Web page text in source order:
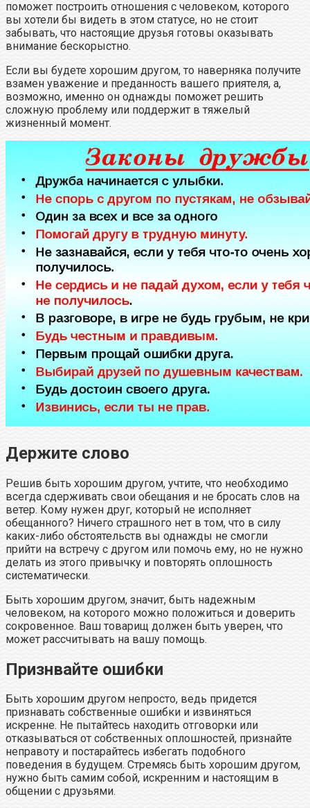
поможет построить отношения с человеком, которого
вы хотели бы видеть в этом статусе, но не стоит
забывать, что настоящие друзья готовы оказывать
внимание бескорыстно.
Если вы будете хорошим другом, то наверняка получите
взамен уважение и преданность вашего приятеля, а,
возможно, именно он однажды поможет решить
сложную проблему или поддержит в тяжелый
жизненный момент.
Держите слово
Решив быть хорошим другом, учтите, что необходимо
всегда сдерживать свои обещания и не бросать слов на
ветер. Кому нужен друг, который не исполняет
обещанного? Ничего страшного нет в том, что в силу
каких-либо обстоятельств вы однажды не смогли
прийти на встречу с другом или помочь ему, но не нужно
делать из этого привычку и повторять оплошность
систематически.
Быть хорошим другом, значит, быть надежным
человеком, на которого можно положиться и доверить
сокровенное. Ваш товарищ должен быть уверен, что
может рассчитывать на вашу помощь.
Признвайте ошибки
Быть хорошим другом непросто, ведь придется
признавать собственные ошибки и извиняться
искренне. Не пытайтесь находить отговорки или
отказываться от собственных оплошностей, признайте
неправоту и постарайтесь избегать подобного
поведения в будущем. Стремясь быть хорошим другом,
нужно быть самим собой, искренним и настоящим в
общении с друзьями.